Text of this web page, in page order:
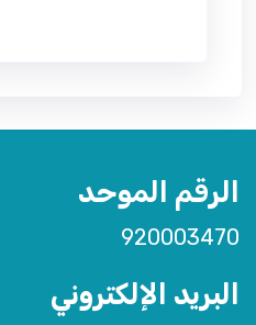
الرقم الموحد
920003470
البريد الإلكتروني